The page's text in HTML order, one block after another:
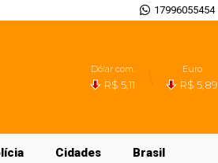
17996055454
Dólar com.
R$ 5,11
Euro
R$ 5,89
Cidades Brasil